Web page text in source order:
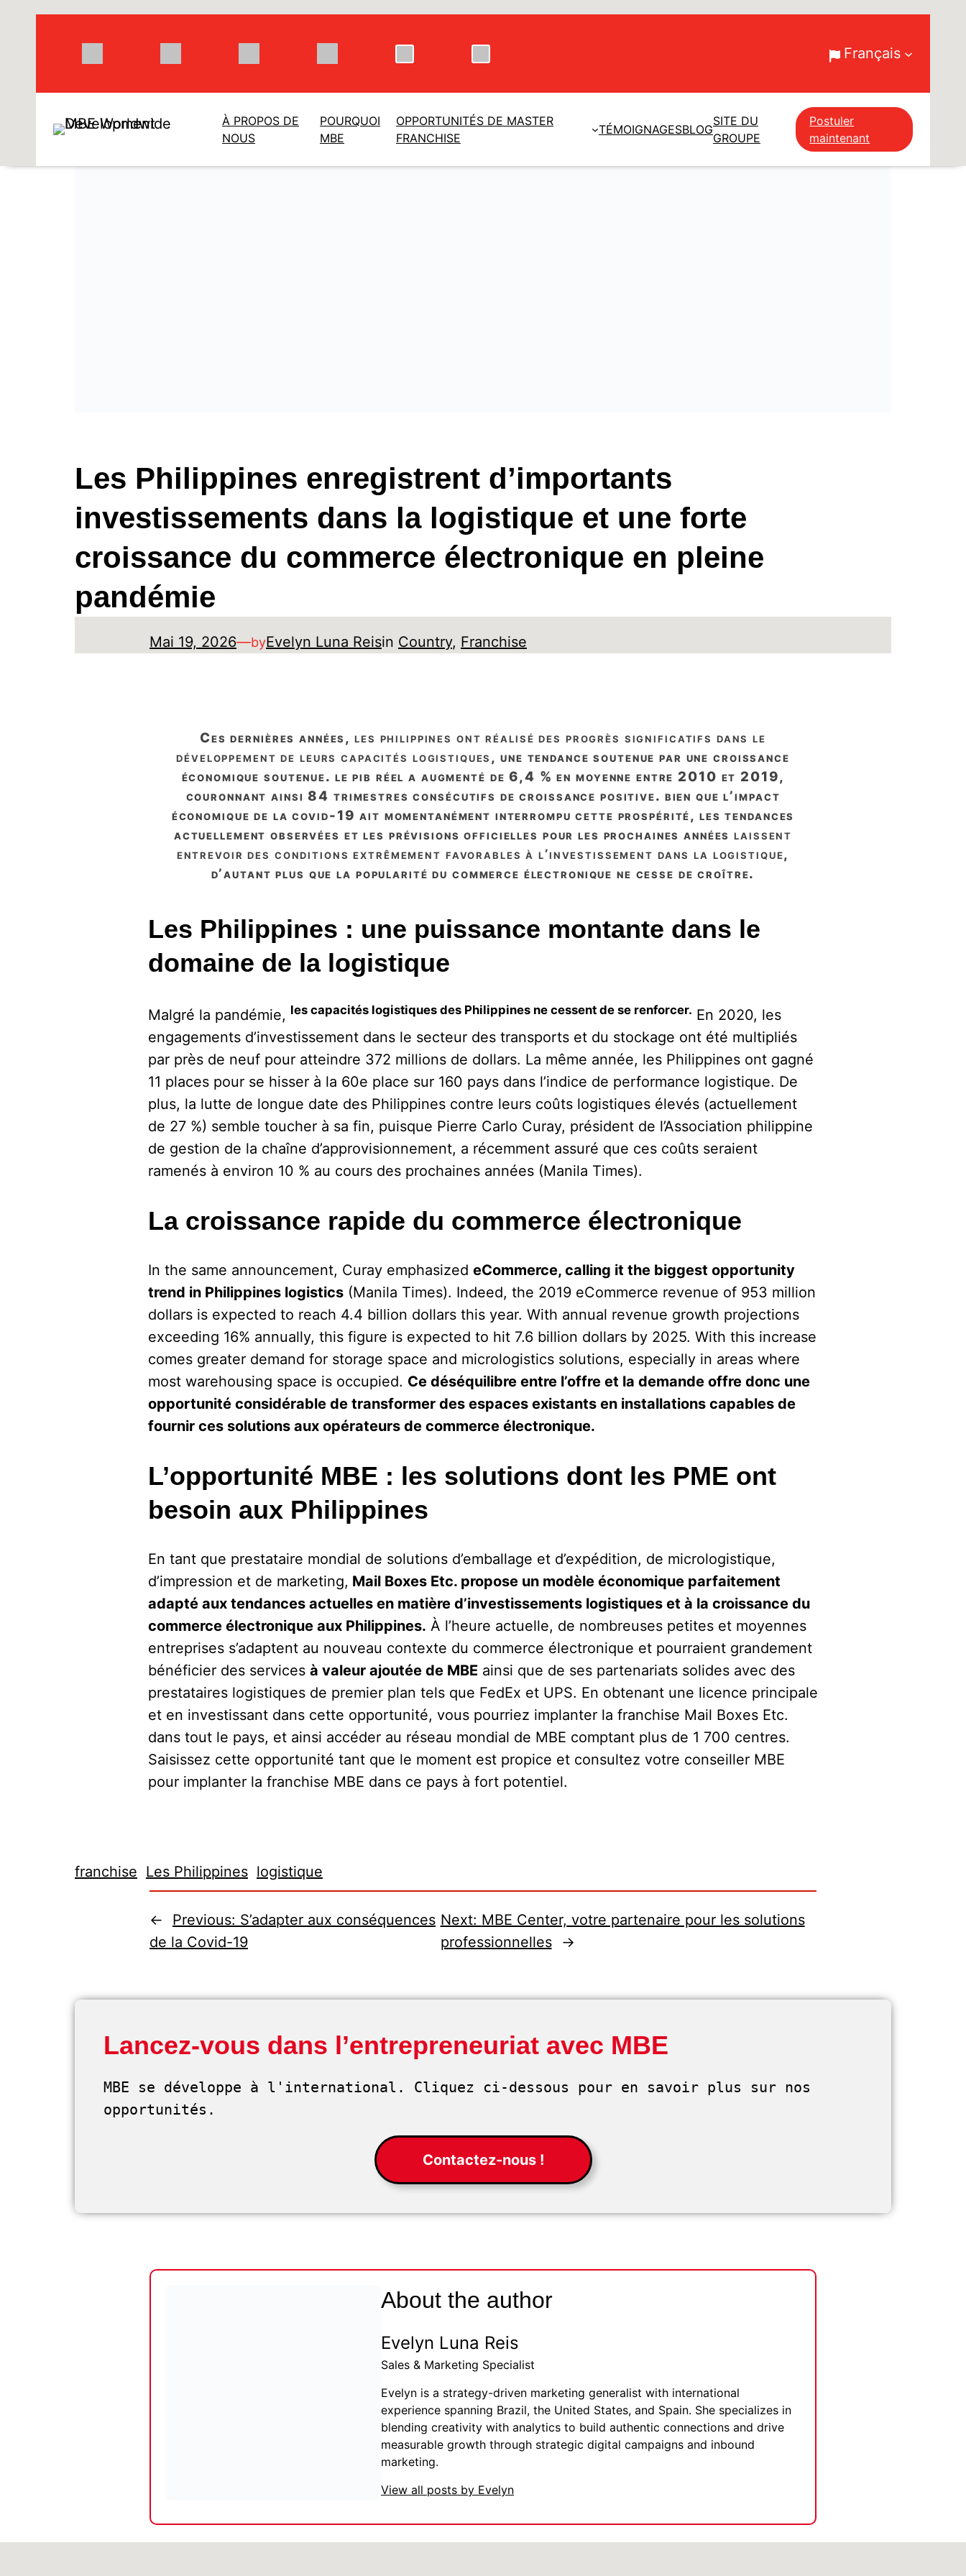
Français
À PROPOS DE
NOUS
POURQUOI
MBE
OPPORTUNITÉS DE MASTER
FRANCHISE
TÉMOIGNAGESBLOG
SITE DU
GROUPE
Postuler
maintenant
Les Philippines enregistrent d’importants
investissements dans la logistique et une forte
croissance du commerce électronique en pleine
pandémie
Mai 19, 2026—byEvelyn Luna Reisin Country, Franchise
ces dernières années,les philippines ont réalisé des progrès significatifs dans le
développement de leurs capacités logistiques, une tendance soutenue par une croissance
économique soutenue. le pib réel a augmenté de 6,4 % en moyenne entre 2010 et 2019,
couronnant ainsi 84 trimestres consécutifs de croissance positive. bien que l’impact
économique de la covid-19 ait momentanément interrompu cette prospérité, les tendances
actuellement observées et les prévisions officielles pour les prochaines annéeslaissent
entrevoir des conditions extrêmement favorables à l’investissement dans la logistique,
d’autant plus que la popularité du commerce électronique ne cesse de croître.
Les Philippines : une puissance montante dans le
domaine de la logistique
Malgré la pandémie, les capacités logistiques des Philippines ne cessent de se renforcer. En 2020, les
engagements d’investissement dans le secteur des transports et du stockage ont été multipliés
par près de neuf pour atteindre 372 millions de dollars. La même année, les Philippines ont gagné
11 places pour se hisser à la 60e place sur 160 pays dans l’indice de performance logistique. De
plus, la lutte de longue date des Philippines contre leurs coûts logistiques élevés (actuellement
de 27 %) semble toucher à sa fin, puisque Pierre Carlo Curay, président de l’Association philippine
de gestion de la chaîne d’approvisionnement, a récemment assuré que ces coûts seraient
ramenés à environ 10 % au cours des prochaines années (Manila Times).
La croissance rapide du commerce électronique
In the same announcement, Curay emphasized eCommerce, calling it the biggest opportunity
trend in Philippines logistics (Manila Times). Indeed, the 2019 eCommerce revenue of 953 million
dollars is expected to reach 4.4 billion dollars this year. With annual revenue growth projections
exceeding 16% annually, this figure is expected to hit 7.6 billion dollars by 2025. With this increase
comes greater demand for storage space and micrologistics solutions, especially in areas where
most warehousing space is occupied. Ce déséquilibre entre l’offre et la demande offre donc une
opportunité considérable de transformer des espaces existants en installations capables de
fournir ces solutions aux opérateurs de commerce électronique.
L’opportunité MBE : les solutions dont les PME ont
besoin aux Philippines
En tant que prestataire mondial de solutions d’emballage et d’expédition, de micrologistique,
d’impression et de marketing, Mail Boxes Etc. propose un modèle économique parfaitement
adapté aux tendances actuelles en matière d’investissements logistiques et à la croissance du
commerce électronique aux Philippines. À l’heure actuelle, de nombreuses petites et moyennes
entreprises s’adaptent au nouveau contexte du commerce électronique et pourraient grandement
bénéficier des services à valeur ajoutée de MBE ainsi que de ses partenariats solides avec des
prestataires logistiques de premier plan tels que FedEx et UPS. En obtenant une licence principale
et en investissant dans cette opportunité, vous pourriez implanter la franchise Mail Boxes Etc.
dans tout le pays, et ainsi accéder au réseau mondial de MBE comptant plus de 1 700 centres.
Saisissez cette opportunité tant que le moment est propice et consultez votre conseiller MBE
pour implanter la franchise MBE dans ce pays à fort potentiel.
franchise Les Philippines logistique
← Previous: S’adapter aux conséquences
de la Covid-19
Next: MBE Center, votre partenaire pour les solutions
professionnelles
→
Lancez-vous dans l’entrepreneuriat avec MBE
MBE se développe à l'international. Cliquez ci-dessous pour en savoir plus sur nos
opportunités.
Contactez-nous !
About the author
Evelyn Luna Reis
Sales & Marketing Specialist
Evelyn is a strategy-driven marketing generalist with international
experience spanning Brazil, the United States, and Spain. She specializes in
blending creativity with analytics to build authentic connections and drive
measurable growth through strategic digital campaigns and inbound
marketing.
View all posts by Evelyn